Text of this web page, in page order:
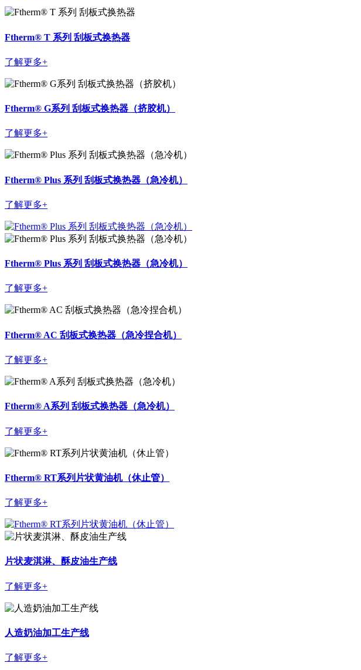
Ftherm® T 系列 刮板式换热器
了解更多+
Ftherm® G系列 刮板式换热器（挤胶机）
了解更多+
Ftherm® Plus 系列 刮板式换热器（急冷机）
了解更多+
Ftherm® Plus 系列 刮板式换热器（急冷机）
了解更多+
Ftherm® AC 刮板式换热器（急冷捏合机）
了解更多+
Ftherm® A系列 刮板式换热器（急冷机）
了解更多+
Ftherm® RT系列片状黄油机（休止管）
了解更多+
片状麦淇淋、酥皮油生产线
了解更多+
人造奶油加工生产线
了解更多+